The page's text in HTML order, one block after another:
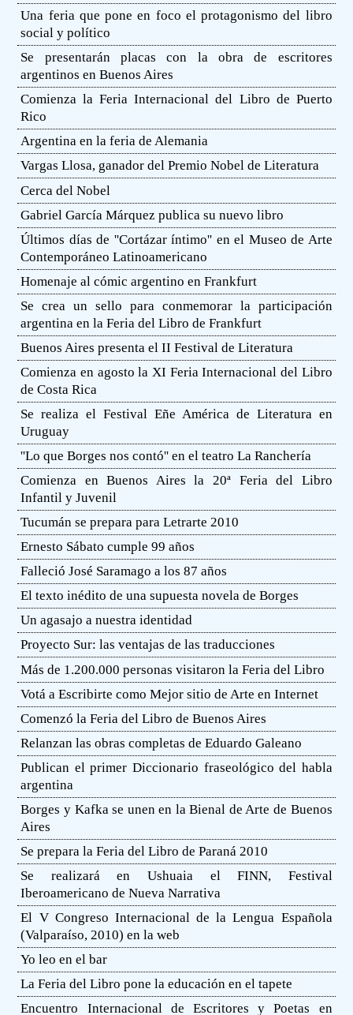
Una feria que pone en foco el protagonismo del libro
social y político
Se presentarán placas con la obra de escritores
argentinos en Buenos Aires
Comienza la Feria Internacional del Libro de Puerto
Rico
Argentina en la feria de Alemania
Vargas Llosa, ganador del Premio Nobel de Literatura
Cerca del Nobel
Gabriel García Márquez publica su nuevo libro
Últimos días de ''Cortázar íntimo'' en el Museo de Arte
Contemporáneo Latinoamericano
Homenaje al cómic argentino en Frankfurt
Se crea un sello para conmemorar la participación
argentina en la Feria del Libro de Frankfurt
Buenos Aires presenta el II Festival de Literatura
Comienza en agosto la XI Feria Internacional del Libro
de Costa Rica
Se realiza el Festival Eñe América de Literatura en
Uruguay
''Lo que Borges nos contó'' en el teatro La Ranchería
Comienza en Buenos Aires la 20ª Feria del Libro
Infantil y Juvenil
Tucumán se prepara para Letrarte 2010
Ernesto Sábato cumple 99 años
Falleció José Saramago a los 87 años
El texto inédito de una supuesta novela de Borges
Un agasajo a nuestra identidad
Proyecto Sur: las ventajas de las traducciones
Más de 1.200.000 personas visitaron la Feria del Libro
Votá a Escribirte como Mejor sitio de Arte en Internet
Comenzó la Feria del Libro de Buenos Aires
Relanzan las obras completas de Eduardo Galeano
Publican el primer Diccionario fraseológico del habla
argentina
Borges y Kafka se unen en la Bienal de Arte de Buenos
Aires
Se prepara la Feria del Libro de Paraná 2010
Se realizará en Ushuaia el FINN, Festival
Iberoamericano de Nueva Narrativa
El V Congreso Internacional de la Lengua Española
(Valparaíso, 2010) en la web
Yo leo en el bar
La Feria del Libro pone la educación en el tapete
Encuentro Internacional de Escritores y Poetas en